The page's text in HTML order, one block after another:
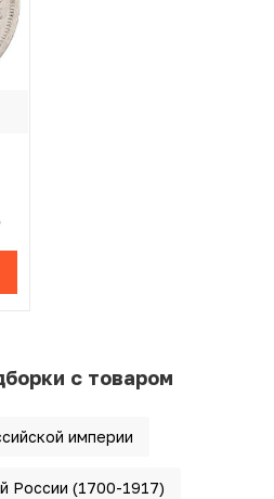
с товаром
империи
России (1700-1917)